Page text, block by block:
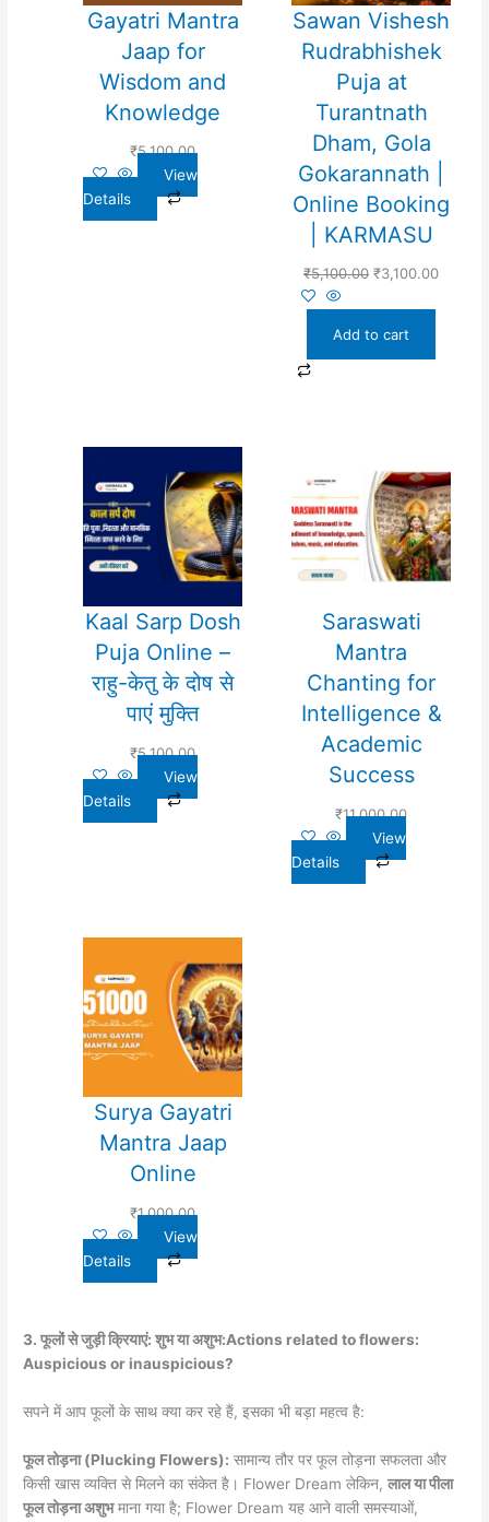
Gayatri Mantra
Jaap for
Wisdom and
Knowledge
₹5,100.00
View
Details
Sawan Vishesh
Rudrabhishek
Puja at
Turantnath
Dham, Gola
Gokarannath |
Online Booking
| KARMASU
₹5,100.00 ₹3,100.00
Add to cart
Kaal Sarp Dosh
Puja Online –
राहु-केतु के दोष से
पाएं मुक्ति
₹5,100.00
View
Details
Saraswati
Mantra
Chanting for
Intelligence &
Academic
Success
₹11,000.00
View
Details
Surya Gayatri
Mantra Jaap
Online
₹1,000.00
View
Details
3. फूलों से जुड़ी क्रियाएं: शुभ या अशुभ:Actions related to flowers:
Auspicious or inauspicious?
सपने में आप फूलों के साथ क्या कर रहे हैं, इसका भी बड़ा महत्व है:
फूल तोड़ना (Plucking Flowers): सामान्य तौर पर फूल तोड़ना सफलता और
किसी खास व्यक्ति से मिलने का संकेत है। Flower Dream लेकिन,लाल या पीला
फूल तोड़ना अशुभमाना गया है; Flower Dream यह आने वाली समस्याओं,